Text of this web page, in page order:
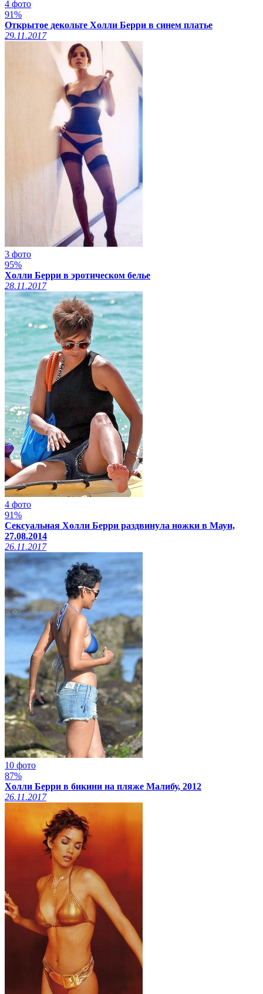
4 фото
91%
Открытое декольте Холли Берри в синем платье
29.11.2017
3 фото
95%
Холли Берри в эротическом белье
28.11.2017
4 фото
91%
Сексуальная Холли Берри раздвинула ножки в Мауи,
27.08.2014
26.11.2017
10 фото
87%
Холли Берри в бикини на пляже Малибу, 2012
26.11.2017